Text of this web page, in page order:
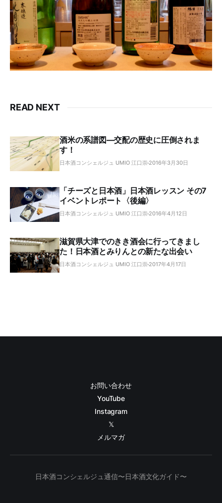
READ NEXT
酒米の系譜図―交配の歴史に圧倒されま
す！
日本酒コンシェルジュ UMIO 江口崇 2016年3月30日
「チーズと日本酒」日本酒レッスン その7
イベントレポート〈後編〉
日本酒コンシェルジュ UMIO 江口崇 2016年4月12日
滋賀県大津でのきき酒会に行ってきまし
た！日本酒とみりんとの新たな出会い
日本酒コンシェルジュ UMIO 江口崇 2017年4月17日
お問い合わせ
YouTube
Instagram
𝕏
メルマガ
日本酒コンシェルジュ通信〜日本酒文化ガイド〜